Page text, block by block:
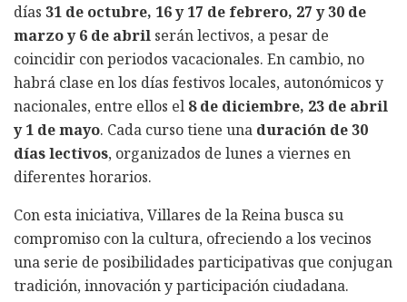
días 31 de octubre, 16 y 17 de febrero, 27 y 30 de
marzo y 6 de abril serán lectivos, a pesar de
coincidir con periodos vacacionales. En cambio, no
habrá clase en los días festivos locales, autonómicos y
nacionales, entre ellos el 8 de diciembre, 23 de abril
y 1 de mayo. Cada curso tiene una duración de 30
días lectivos, organizados de lunes a viernes en
diferentes horarios.
Con esta iniciativa, Villares de la Reina busca su
compromiso con la cultura, ofreciendo a los vecinos
una serie de posibilidades participativas que conjugan
tradición, innovación y participación ciudadana.